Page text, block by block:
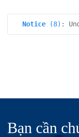
Notice (8) :
Bạn cần